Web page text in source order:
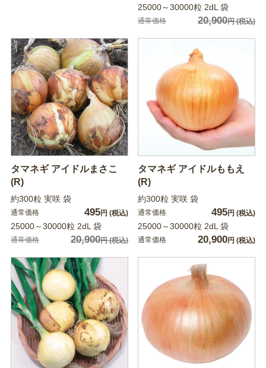
25000～30000粒 2dL 袋
通常価格 20,900円(税込)
タマネギ アイドルまさこ
(R)
約300粒 実咲 袋
通常価格 495円 (税込)
25000～30000粒 2dL 袋
通常価格 20,900円(税込)
タマネギ アイドルももえ
(R)
約300粒 実咲 袋
通常価格 495円 (税込)
25000～30000粒 2dL 袋
通常価格 20,900円 (税込)